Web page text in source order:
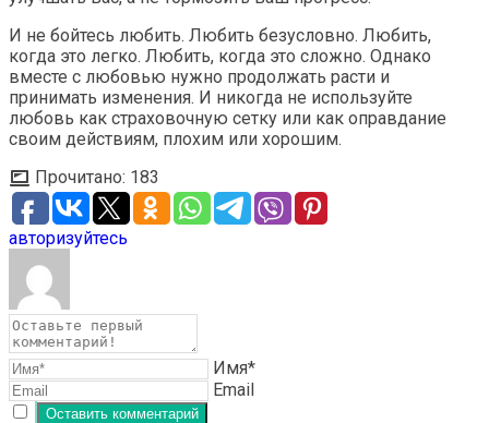
И не бойтесь любить. Любить безусловно. Любить,
когда это легко. Любить, когда это сложно. Однако
вместе с любовью нужно продолжать расти и
принимать изменения. И никогда не используйте
любовь как страховочную сетку или как оправдание
своим действиям, плохим или хорошим.
Прочитано: 183
авторизуйтесь
Имя*
Email